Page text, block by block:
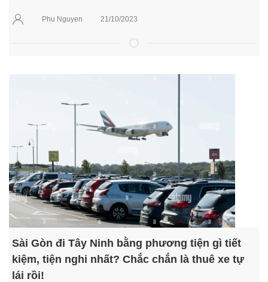
Phu Nguyen 21/10/2023
Sài Gòn đi Tây Ninh bằng phương tiện gì tiết
kiệm, tiện nghi nhất? Chắc chắn là thuê xe tự
lái rồi!